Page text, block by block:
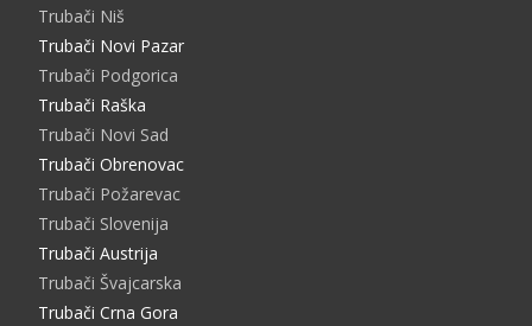
Trubači Niš
Trubači Novi Pazar
Trubači Podgorica
Trubači Raška
Trubači Novi Sad
Trubači Obrenovac
Trubači Požarevac
Trubači Slovenija
Trubači Austrija
Trubači Švajcarska
Trubači Crna Gora